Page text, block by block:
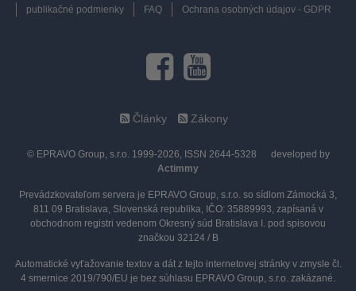
publikačné podmienky
FAQ Ochrana osobných údajov - GDPR
Články Zákony
© EPRAVO Group, s.r.o. 1999-2026, ISSN 2644-5328
developed by
Actimmy
Prevádzkovateľom servera je EPRAVO Group, s.r.o. so sídlom Zámocká 3,
811 09 Bratislava, Slovenská republika, IČO: 35889993, zapísaná v
obchodnom registri vedenom Okresný súd Bratislava I. pod spisovou
značkou 32124 / B
Automatické vyťažovanie textov a dát z tejto internetovej stránky v zmysle čl.
4 smernice 2019/790/EU je bez súhlasu EPRAVO Group, s.r.o. zakázané.